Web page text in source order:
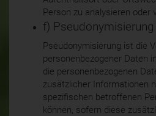
Person zu analysieren oder
f) Pseudonymisierung
Pseudonymisierung ist die
personenbezogener Daten
die personenbezogenen
zusätzlicher Informationen
spezifischen betroffenen
können, sofern diese